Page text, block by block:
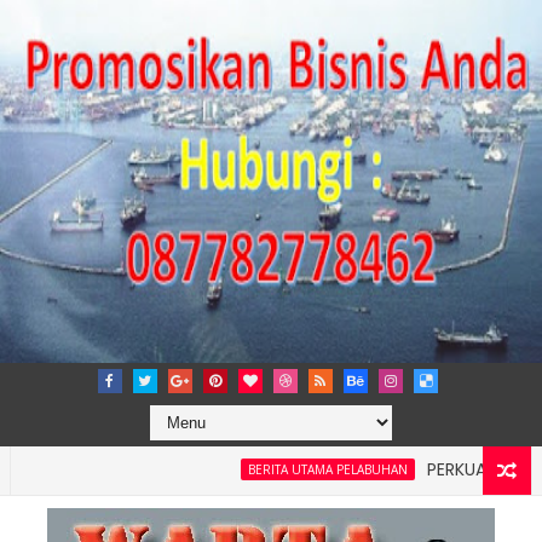
BERITA UTAMA PELABUHAN
PERKUAT TATA
Wilayah 4: Pelindo Jasa Maritim Dengar Keluhan dan